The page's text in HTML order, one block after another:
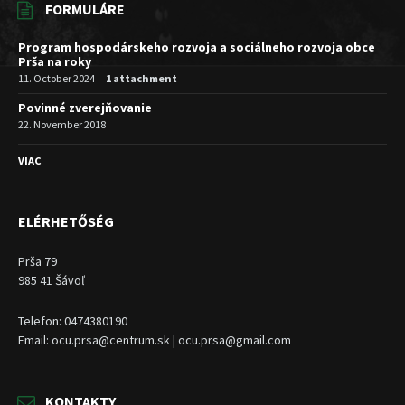
FORMULÁRE
Program hospodárskeho rozvoja a sociálneho rozvoja obce
Prša na roky
11. October 2024 1 attachment
Povinné zverejňovanie
22. November 2018
VIAC
ELÉRHETŐSÉG
Prša 79
985 41 Šávoľ
Telefon: 0474380190
Email: ocu.prsa@centrum.sk | ocu.prsa@gmail.com
KONTAKTY